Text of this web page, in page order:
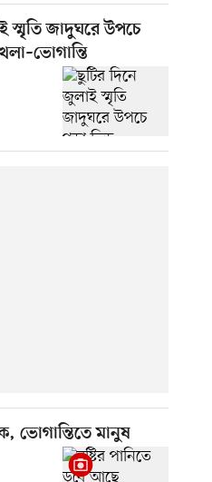
স্মৃতি জাদুঘরে উপচে
ভোগান্তিতে মানুষ